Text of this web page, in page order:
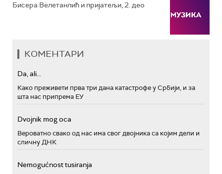
Бисера Велетанлић и пријатељи, 2. део
КОМЕНТАРИ
Da, ali...
Како преживети прва три дана катастрофе у Србији, и за
шта нас припрема ЕУ
Dvojnik mog oca
Вероватно свако од нас има свог двојника са којим дели и
сличну ДНК
Nemogućnost tusiranja